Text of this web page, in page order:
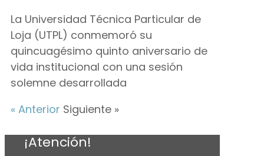
La Universidad Técnica Particular de
Loja (UTPL) conmemoró su
quincuagésimo quinto aniversario de
vida institucional con una sesión
solemne desarrollada
« Anterior Siguiente »
¡Atención!